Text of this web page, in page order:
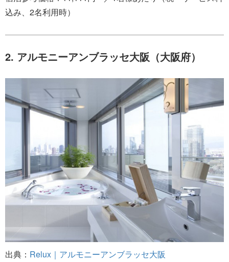
込み、2名利用時）
2. アルモニーアンブラッセ大阪（大阪府）
出典： Relux｜アルモニーアンブラッセ大阪